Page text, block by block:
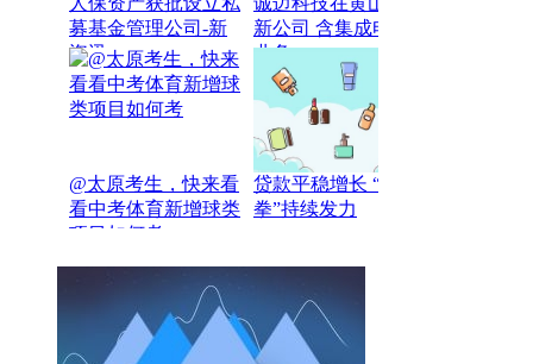
募基金管理公司-新
资讯
新公司 含集成电路
业务
@太原考生，快来看
看中考体育新增球类
项目如何考
贷款平稳增长 “组合
拳”持续发力